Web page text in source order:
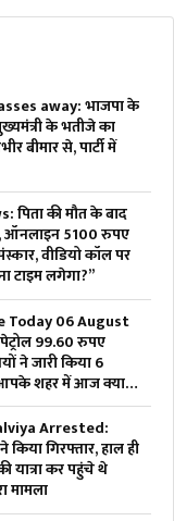
away: भाजपा के
के भतीजे का
बीमार से, पार्टी में
की मौत के बाद
ऑनलाइन 5100 रुपए
वीडियो कॉल पर
टाइम लगेगा?”
Today 06 August
99.60 रुपए
ने जारी किया 6
शहर में आज क्या है
Arrested:
गिरफ्तार, हाल ही
यात्रा कर पहुंचे थे
मामला